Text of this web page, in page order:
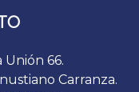
Unión 66.
Carranza.